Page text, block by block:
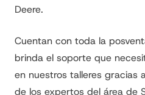
Deere.
Cuentan con toda la
brinda el soporte que
en nuestros talleres gracias
de los expertos del área de